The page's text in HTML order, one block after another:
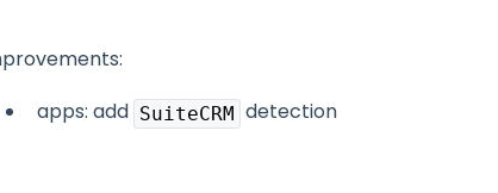
apps: add SuiteCRM detection